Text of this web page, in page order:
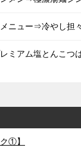
ニュー⇒冷やし担
ミアム塩とんこつ
①】